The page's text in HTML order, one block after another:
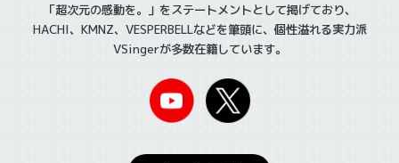
「超次元の感動を。」をステートメントとして掲げており、
HACHI、KMNZ、VESPERBELLなどを筆頭に、個性溢れる実力派
VSingerが多数在籍しています。